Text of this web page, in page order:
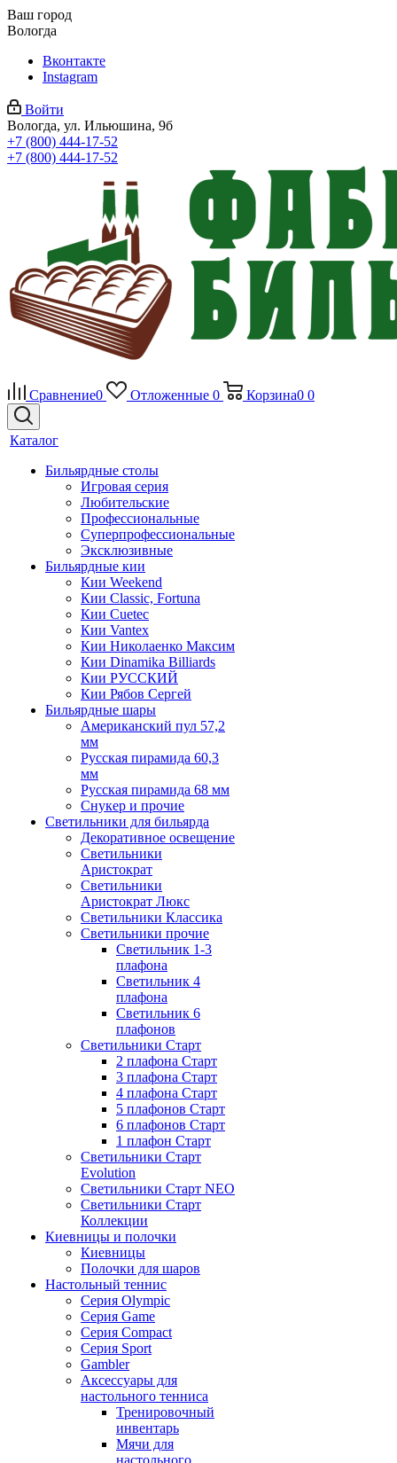
Ваш город
Вологда
Вконтакте
Instagram
Войти
Вологда, ул. Ильюшина, 9б
+7 (800) 444-17-52
+7 (800) 444-17-52
Сравнение0 Отложенные 0 Корзина0 0
Каталог
Бильярдные столы
Игровая серия
Любительские
Профессиональные
Суперпрофессиональные
Эксклюзивные
Бильярдные кии
Кии Weekend
Кии Classic, Fortuna
Кии Cuetec
Кии Vantex
Кии Николаенко Максим
Кии Dinamika Billiards
Кии РУССКИЙ
Кии Рябов Сергей
Бильярдные шары
Американский пул 57,2
мм
Русская пирамида 60,3
мм
Русская пирамида 68 мм
Снукер и прочие
Светильники для бильярда
Декоративное освещение
Светильники
Аристократ
Светильники
Аристократ Люкс
Светильники Классика
Светильники прочие
Светильник 1-3
плафона
Светильник 4
плафона
Светильник 6
плафонов
Светильники Старт
2 плафона Старт
3 плафона Старт
4 плафона Старт
5 плафонов Старт
6 плафонов Старт
1 плафон Старт
Светильники Старт
Evolution
Светильники Старт NEO
Светильники Старт
Коллекции
Киевницы и полочки
Киевницы
Полочки для шаров
Настольный теннис
Серия Olympic
Серия Game
Серия Compact
Серия Sport
Gambler
Аксессуары для
настольного тенниса
Тренировочный
инвентарь
Мячи для
настольного